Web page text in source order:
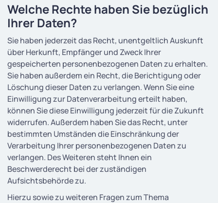
Welche Rechte haben Sie bezüglich
Ihrer Daten?
Sie haben jederzeit das Recht, unentgeltlich Auskunft
über Herkunft, Empfänger und Zweck Ihrer
gespeicherten personenbezogenen Daten zu erhalten.
Sie haben außerdem ein Recht, die Berichtigung oder
Löschung dieser Daten zu verlangen. Wenn Sie eine
Einwilligung zur Datenverarbeitung erteilt haben,
können Sie diese Einwilligung jederzeit für die Zukunft
widerrufen. Außerdem haben Sie das Recht, unter
bestimmten Umständen die Einschränkung der
Verarbeitung Ihrer personenbezogenen Daten zu
verlangen. Des Weiteren steht Ihnen ein
Beschwerderecht bei der zuständigen
Aufsichtsbehörde zu.
Hierzu sowie zu weiteren Fragen zum Thema